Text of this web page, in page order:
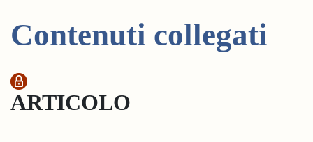
Contenuti collegati
ARTICOLO